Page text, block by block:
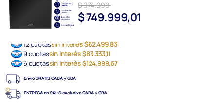
$ 974.999
$ 749.999,01
12 cuotassin interés $62.499,83
9 cuotassin interés $83.333,11
6 cuotassin interés $124.999,67
Envío GRATIS CABA y GBA
ENTREGA en 96HS exclusivo CABA y GBA